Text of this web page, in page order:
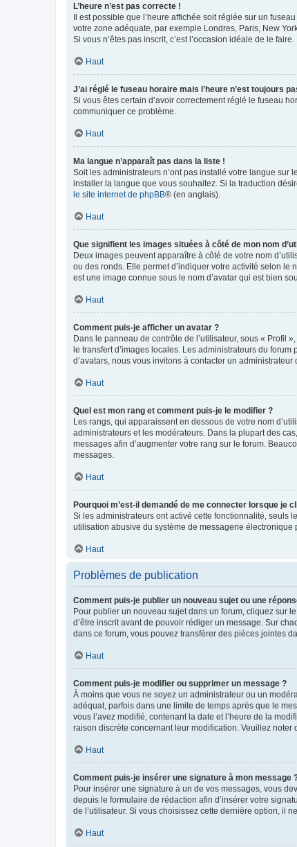
L’heure n’est pas correcte !
Il est possible que l’heure affichée soit réglée sur un
votre zone adéquate, par exemple Londres, Paris, New
Si vous n’êtes pas inscrit, c’est l’occasion idéale de le faire.
Haut
J’ai réglé le fuseau horaire mais l’heure n’est toujours
Si vous êtes certain d’avoir correctement réglé le fuseau
communiquer ce problème.
Haut
Ma langue n’apparaît pas dans la liste !
Soit les administrateurs n’ont pas installé votre langue sur
installer la langue que vous souhaitez. Si la traduction
le site internet de phpBB® (en anglais).
Haut
Que signifient les images situées à côté de mon nom
Deux images peuvent apparaître à côté de votre nom
ou des ronds. Elle permet d’indiquer votre activité selon le
est une image connue sous le nom d’avatar qui est bien
Haut
Comment puis-je afficher un avatar ?
Dans le panneau de contrôle de l’utilisateur, sous « Profil
le transfert d’images locales. Les administrateurs du
d’avatars, nous vous invitons à contacter un administrateur
Haut
Quel est mon rang et comment puis-je le modifier ?
Les rangs, qui apparaissent en dessous de votre nom
administrateurs et les modérateurs. Dans la plupart des
messages afin d’augmenter votre rang sur le forum.
messages.
Haut
Pourquoi m’est-il demandé de me connecter lorsque je
Si les administrateurs ont activé cette fonctionnalité, seuls
utilisation abusive du système de messagerie électronique
Haut
Problèmes de publication
Comment puis-je publier un nouveau sujet ou une
Pour publier un nouveau sujet dans un forum, cliquez sur
d’être inscrit avant de pouvoir rédiger un message. Sur
dans ce forum, vous pouvez transférer des pièces jointes
Haut
Comment puis-je modifier ou supprimer un message ?
À moins que vous ne soyez un administrateur ou un
adéquat, parfois dans une limite de temps après que le
vous l’avez modifié, contenant la date et l’heure de la
raison discrète concernant leur modification. Veuillez
Haut
Comment puis-je insérer une signature à mon message
Pour insérer une signature à un de vos messages, vous
depuis le formulaire de rédaction afin d’insérer votre
de l’utilisateur. Si vous choisissez cette dernière option, il
Haut